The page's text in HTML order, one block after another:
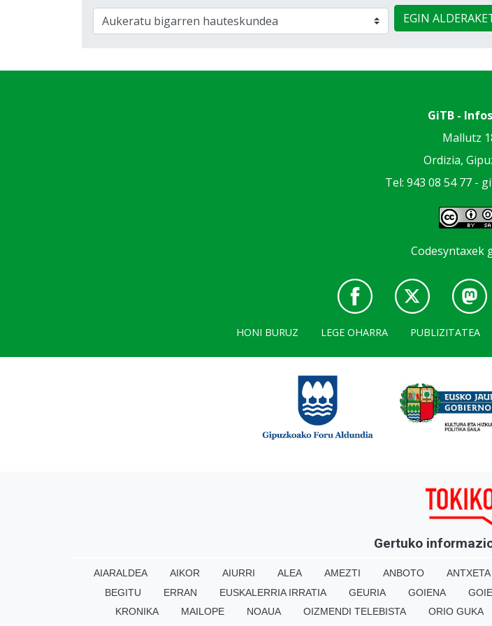
EGIN
GiTB -
Mallutz
Ordizia,
Tel: 943 08 54 77 -
Codesyntaxek
HONI BURUZ LEGE OHARRA PUBLIZITATEA
Gertuko
AIARALDEA AIKOR AIURRI ALEA AMEZTI ANBOTO
BEGITU
ERRAN EUSKALERRIA IRRATIA GEURIA GOIENA
KRONIKA
MAILOPE NOAUA OIZMENDI TELEBISTA ORIO GUKA